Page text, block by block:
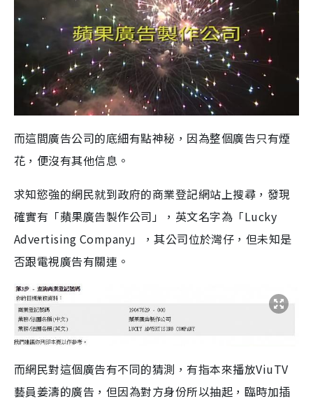
而這間廣告公司的底細有點神秘，因為整個廣告只有煙
花，便沒有其他信息。
求知慾強的網民就到政府的商業登記網站上搜尋，發現
確實有「蘋果廣告製作公司」，英文名字為「Lucky
Advertising Company」，其公司位於灣仔，但未知是
否跟電視廣告有關連。
而網民對這個廣告有不同的猜測，有指本來播放ViuTV
藝員姜濤的廣告，但因為對方身份所以抽起，臨時加插